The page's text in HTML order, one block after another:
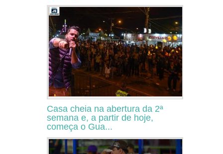
Casa cheia na abertura da 2ª
semana e, a partir de hoje,
começa o Gua...